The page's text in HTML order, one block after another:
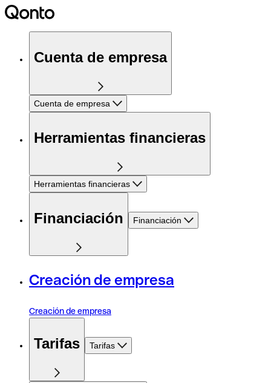
Cuenta de empresa
Cuenta de empresa
Herramientas financieras
Herramientas financieras
Financiación Financiación
Creación de empresa
Creación de empresa
Tarifas Tarifas